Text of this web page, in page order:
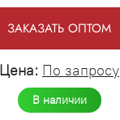
ЗАКАЗАТЬ ОПТОМ
Цена: По запросу
В наличии